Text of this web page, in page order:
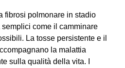
fibrosi polmonare in stadio
come il camminare
La tosse persistente e il
la malattia
sulla qualità della vita. I